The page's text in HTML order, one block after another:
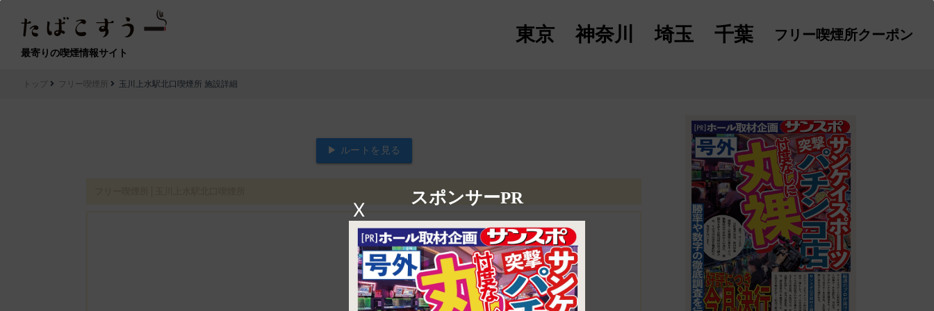
最寄りの喫煙情報サイト
東京 神奈川 埼玉 千葉 フリー喫煙所クーポン
スポンサーPR
X
トップ フリー喫煙所 玉川上水駅北口喫煙所 施設詳細
▶ ルートを見る